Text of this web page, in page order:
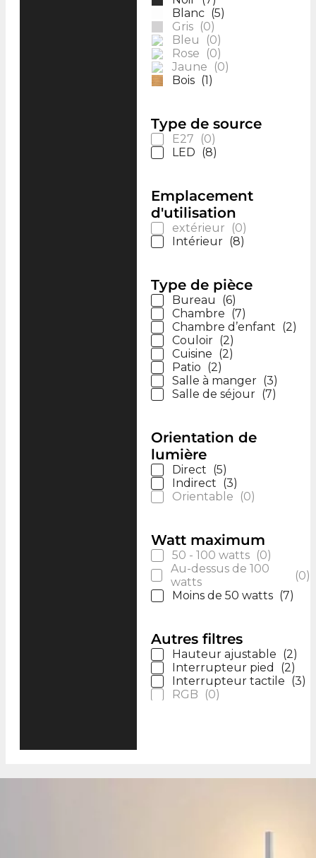
Blanc (5)
Gris (0)
Bleu
(0)
Rose
(0)
Jaune
(0)
Bois (1)
Type de source
E27 (0)
LED (8)
Emplacement
d'utilisation
extérieur (0)
Intérieur (8)
Type de pièce
Bureau (6)
Chambre (7)
Chambre d’enfant (2)
Couloir (2)
Cuisine (2)
Patio (2)
Salle à manger (3)
Salle de séjour (7)
Orientation de
lumière
Direct (5)
Indirect (3)
Orientable
(0)
Watt maximum
50 - 100 watts (0)
Au-dessus de 100
watts
(0)
Moins de 50 watts (7)
Autres filtres
Hauteur ajustable (2)
Interrupteur pied
(2)
Interrupteur tactile (3)
RGB
(0)